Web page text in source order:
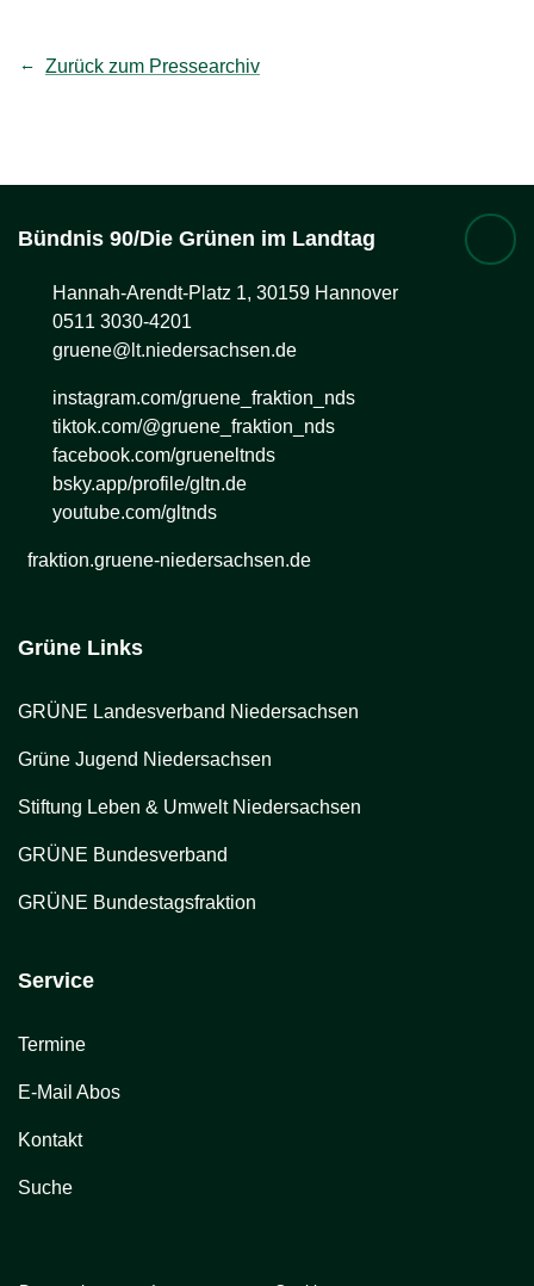
Zurück zum Pressearchiv
Bündnis 90/Die Grünen im Landtag
Hannah-Arendt-Platz 1, 30159 Hannover
0511 3030-4201
gruene@lt.niedersachsen.de
instagram.com/gruene_fraktion_nds
tiktok.com/@gruene_fraktion_nds
facebook.com/grueneltnds
bsky.app/profile/gltn.de
youtube.com/gltnds
fraktion.gruene-niedersachsen.de
Grüne Links
GRÜNE Landesverband Niedersachsen
Grüne Jugend Niedersachsen
Stiftung Leben & Umwelt Niedersachsen
GRÜNE Bundesverband
GRÜNE Bundestagsfraktion
Service
Termine
E-Mail Abos
Kontakt
Suche